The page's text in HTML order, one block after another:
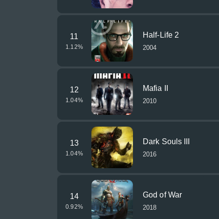
11
1.12%
Half-Life 2
2004
12
1.04%
Mafia II
2010
13
1.04%
Dark Souls III
2016
14
0.92%
God of War
2018